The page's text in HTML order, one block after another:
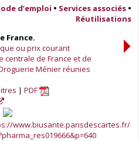
d’emploi • Services associés •
Réutilisations
France.
ou prix courant
centrale de France et de
Ménier réunies
PDF
www.biusante.parisdescartes.fr/